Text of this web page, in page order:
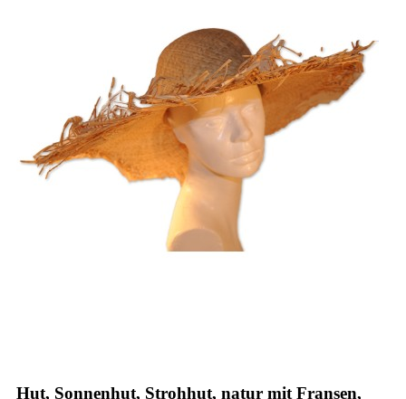
Hut, Sonnenhut, Strohhut, natur mit Fransen,